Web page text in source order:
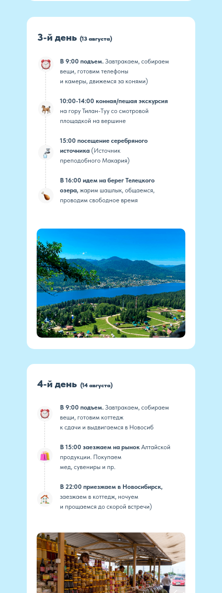
3-й день (13 августа)
4-й день (14 августа)
В 9:00 подъем. Завтракаем, собираем
вещи, готовим телефоны
и камеры, движемся за конями)
10:00-14:00 конная/пешая экскурсия
на гору Тилан-Туу со смотровой
площадкой на вершине
15:00 посещение серебряного
источника (Источник
преподобного Макария)
В 16:00 идем на берег Телецкого
озера, жарим шашлык, общаемся,
проводим свободное время
В 9:00 подъем. Завтракаем, собираем
вещи, готовим коттедж
к сдачи и выдвигаемся в Новосиб
В 15:00 заезжаем на рынок Алтайской
продукции. Покупаем
мед, сувениры и пр.
В 22:00 приезжаем в Новосибирск,
заезжаем в коттедж, ночуем
и прощаемся до скорой встречи)